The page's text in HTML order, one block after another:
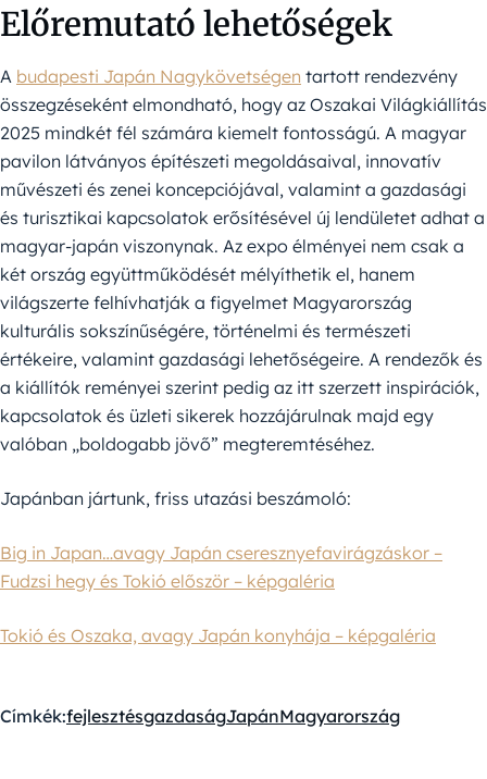
Előremutató lehetőségek
A budapesti Japán Nagykövetségen tartott rendezvény
összegzéseként elmondható, hogy az Oszakai Világkiállítás
2025 mindkét fél számára kiemelt fontosságú. A magyar
pavilon látványos építészeti megoldásaival, innovatív
művészeti és zenei koncepciójával, valamint a gazdasági
és turisztikai kapcsolatok erősítésével új lendületet adhat a
magyar-japán viszonynak. Az expo élményei nem csak a
két ország együttműködését mélyíthetik el, hanem
világszerte felhívhatják a figyelmet Magyarország
kulturális sokszínűségére, történelmi és természeti
értékeire, valamint gazdasági lehetőségeire. A rendezők és
a kiállítók reményei szerint pedig az itt szerzett inspirációk,
kapcsolatok és üzleti sikerek hozzájárulnak majd egy
valóban „boldogabb jövő” megteremtéséhez.
Japánban jártunk, friss utazási beszámoló:
Big in Japan…avagy Japán cseresznyefavirágzáskor –
Fudzsi hegy és Tokió először – képgaléria
Tokió és Oszaka, avagy Japán konyhája – képgaléria
Címkék:fejlesztésgazdaságJapánMagyarország